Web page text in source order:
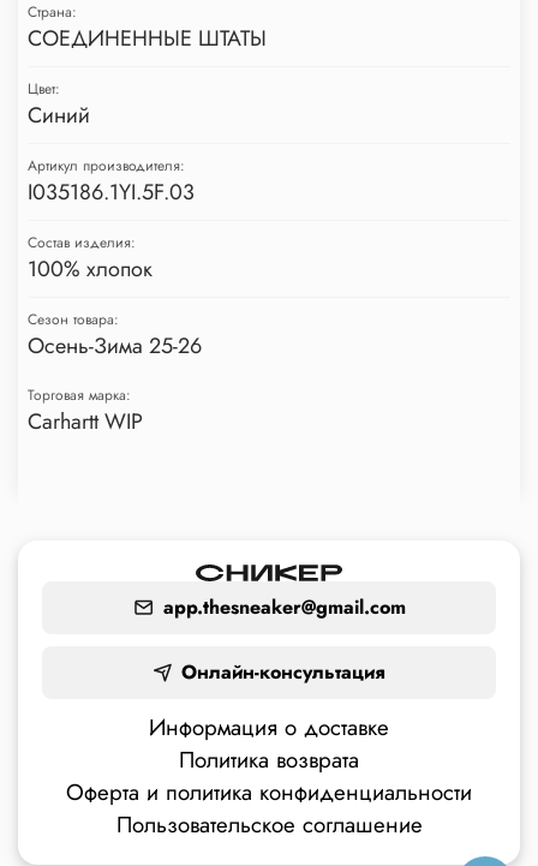
Страна:
СОЕДИНЕННЫЕ ШТАТЫ
Цвет:
Синий
Артикул производителя:
I035186.1YI.5F.03
Состав изделия:
100% хлопок
Сезон товара:
Осень-Зима 25-26
Торговая марка:
Carhartt WIP
app.thesneaker@gmail.com
Онлайн-консультация
Информация о доставке
Политика возврата
Оферта и политика конфиденциальности
Пользовательское соглашение